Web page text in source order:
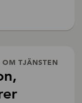
OM TJÄNSTEN